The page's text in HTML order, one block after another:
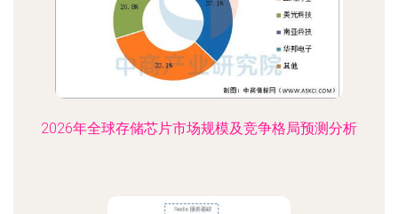
2026年全球存储芯片市场规模及竞争格局预测分析